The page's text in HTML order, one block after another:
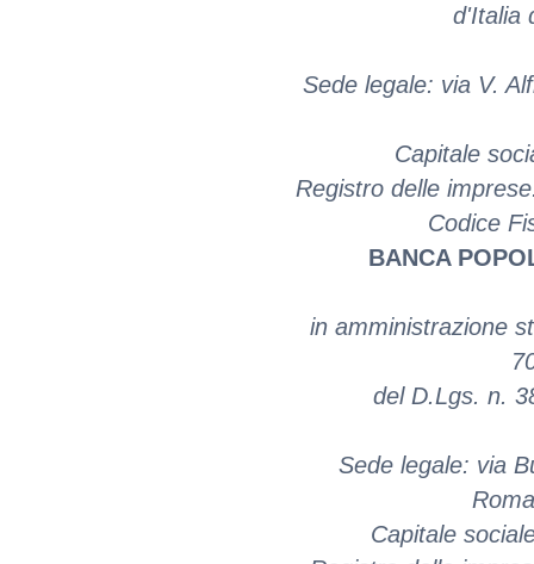
d'Italia
Sede legale: via V.
Capitale
Registro delle
Codice
BANCA
in amministrazione
del D.Lgs. n.
Sede legale: via
Capitale